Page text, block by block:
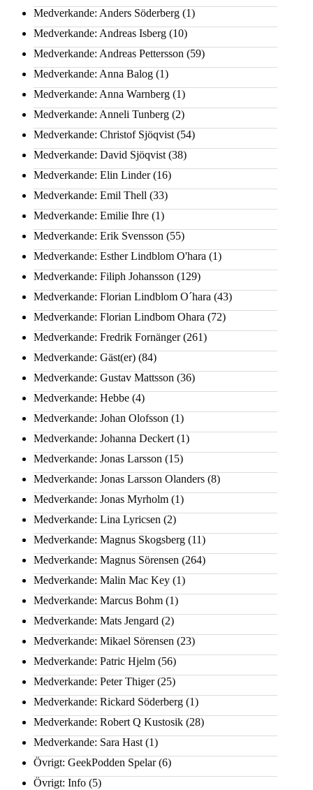
Medverkande: Anders Söderberg (1)
Medverkande: Andreas Isberg (10)
Medverkande: Andreas Pettersson (59)
Medverkande: Anna Balog (1)
Medverkande: Anna Warnberg (1)
Medverkande: Anneli Tunberg (2)
Medverkande: Christof Sjöqvist (54)
Medverkande: David Sjöqvist (38)
Medverkande: Elin Linder(16)
Medverkande: Emil Thell (33)
Medverkande: Emilie Ihre (1)
Medverkande: Erik Svensson (55)
Medverkande: Esther Lindblom O'hara (1)
Medverkande: Filiph Johansson (129)
Medverkande: Florian Lindblom O´hara (43)
Medverkande: Florian Lindbom Ohara (72)
Medverkande: Fredrik Fornänger(261)
Medverkande: Gäst(er) (84)
Medverkande: Gustav Mattsson (36)
Medverkande: Hebbe (4)
Medverkande: Johan Olofsson (1)
Medverkande: Johanna Deckert (1)
Medverkande: Jonas Larsson (15)
Medverkande: Jonas Larsson Olanders (8)
Medverkande: Jonas Myrholm (1)
Medverkande: Lina Lyricsen (2)
Medverkande: Magnus Skogsberg (11)
Medverkande: Magnus Sörensen (264)
Medverkande: Malin Mac Key (1)
Medverkande: Marcus Bohm (1)
Medverkande: Mats Jengard (2)
Medverkande: Mikael Sörensen (23)
Medverkande: Patric Hjelm (56)
Medverkande: Peter Thiger(25)
Medverkande: Rickard Söderberg (1)
Medverkande: Robert Q Kustosik (28)
Medverkande: Sara Hast (1)
Övrigt: GeekPodden Spelar(6)
Övrigt: Info (5)